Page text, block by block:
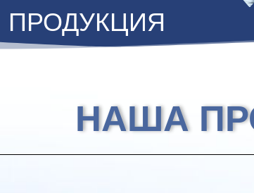
ПРОДУКЦИЯ
НАША